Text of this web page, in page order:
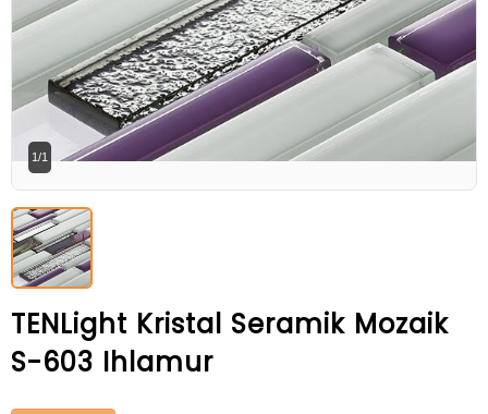
1/1
TENLight Kristal Seramik Mozaik
S-603 Ihlamur
meslektaşlar arıyoruz. Özgeçmişlerinizi
gönderdikten sonra tarafımıza bilgi
vermeniz faydalı olacaktır.
Özgeçmişlerinizi yandaki formdan
bizlere ulaştırabilirsiniz. Bizi tercih